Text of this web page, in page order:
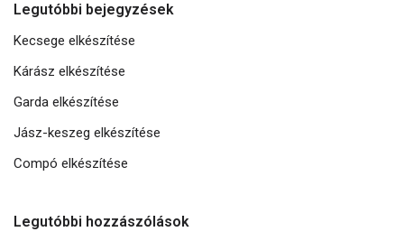
Legutóbbi bejegyzések
Kecsege elkészítése
Kárász elkészítése
Garda elkészítése
Jász-keszeg elkészítése
Compó elkészítése
Legutóbbi hozzászólások